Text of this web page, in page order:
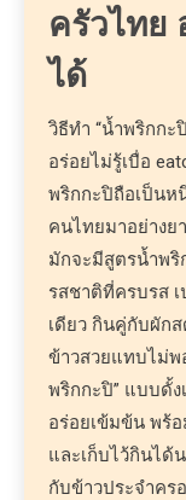
ครัวไทย
ได้
วิธีทำ “น้ำพริกกะ
อร่อยไม่รู้เบื่อ
พริกกะปิถือเป็นห
คนไทยมาอย่างย
มักจะมีสูตรน้ำพ
รสชาติที่ครบรส
เดียว กินคู่กับผัก
ข้าวสวยแทบไม่พ
พริกกะปิ” แบบดั้
อร่อยเข้มข้น พร้
และเก็บไว้กินได้
กับข้าวประจำคร